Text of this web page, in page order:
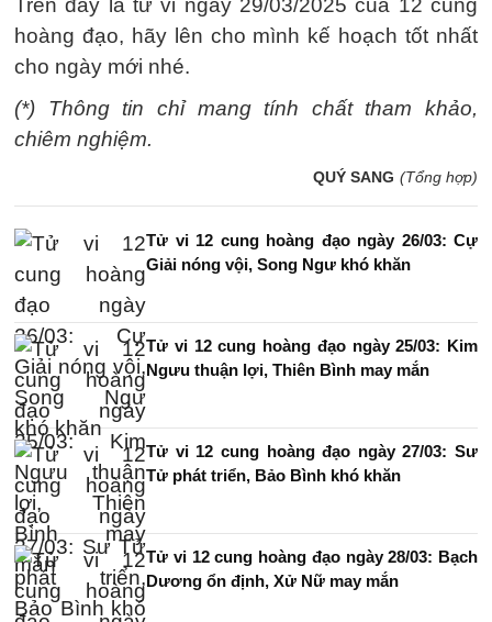
Trên đây là tử vi ngày 29/03/2025 của 12 cung
hoàng đạo, hãy lên cho mình kế hoạch tốt nhất
cho ngày mới nhé.
(*) Thông tin chỉ mang tính chất tham khảo,
chiêm nghiệm.
QUÝ SANG (Tổng hợp)
Tử vi 12 cung hoàng đạo ngày 26/03: Cự
Giải nóng vội, Song Ngư khó khăn
Tử vi 12 cung hoàng đạo ngày 25/03: Kim
Ngưu thuận lợi, Thiên Bình may mắn
Tử vi 12 cung hoàng đạo ngày 27/03: Sư
Tử phát triển, Bảo Bình khó khăn
Tử vi 12 cung hoàng đạo ngày 28/03: Bạch
Dương ổn định, Xử Nữ may mắn